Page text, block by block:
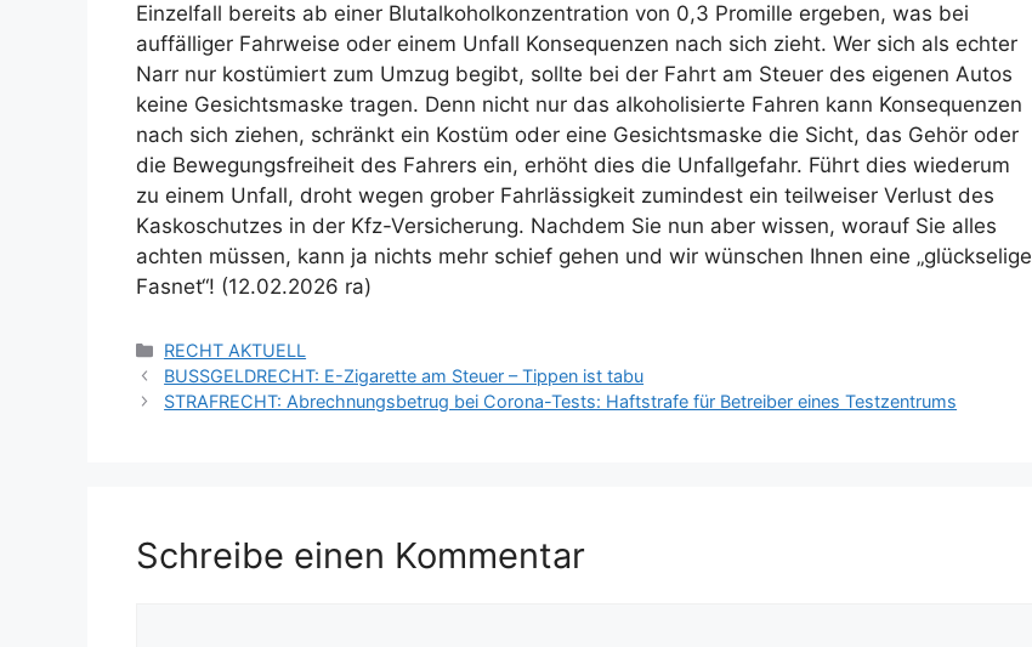
Einzelfall bereits ab einer Blutalkoholkonzentration von 0,3 Promille ergeben, was bei
auffälliger Fahrweise oder einem Unfall Konsequenzen nach sich zieht. Wer sich als echter
Narr nur kostümiert zum Umzug begibt, sollte bei der Fahrt am Steuer des eigenen Autos
keine Gesichtsmaske tragen. Denn nicht nur das alkoholisierte Fahren kann Konsequenzen
nach sich ziehen, schränkt ein Kostüm oder eine Gesichtsmaske die Sicht, das Gehör oder
die Bewegungsfreiheit des Fahrers ein, erhöht dies die Unfallgefahr. Führt dies wiederum
zu einem Unfall, droht wegen grober Fahrlässigkeit zumindest ein teilweiser Verlust des
Kaskoschutzes in der Kfz-Versicherung. Nachdem Sie nun aber wissen, worauf Sie alles
achten müssen, kann ja nichts mehr schief gehen und wir wünschen Ihnen eine „glückselige
Fasnet“! (12.02.2026 ra)
RECHT AKTUELL
BUSSGELDRECHT: E-Zigarette am Steuer – Tippen ist tabu
STRAFRECHT: Abrechnungsbetrug bei Corona-Tests: Haftstrafe für Betreiber eines Testzentrums
Schreibe einen Kommentar